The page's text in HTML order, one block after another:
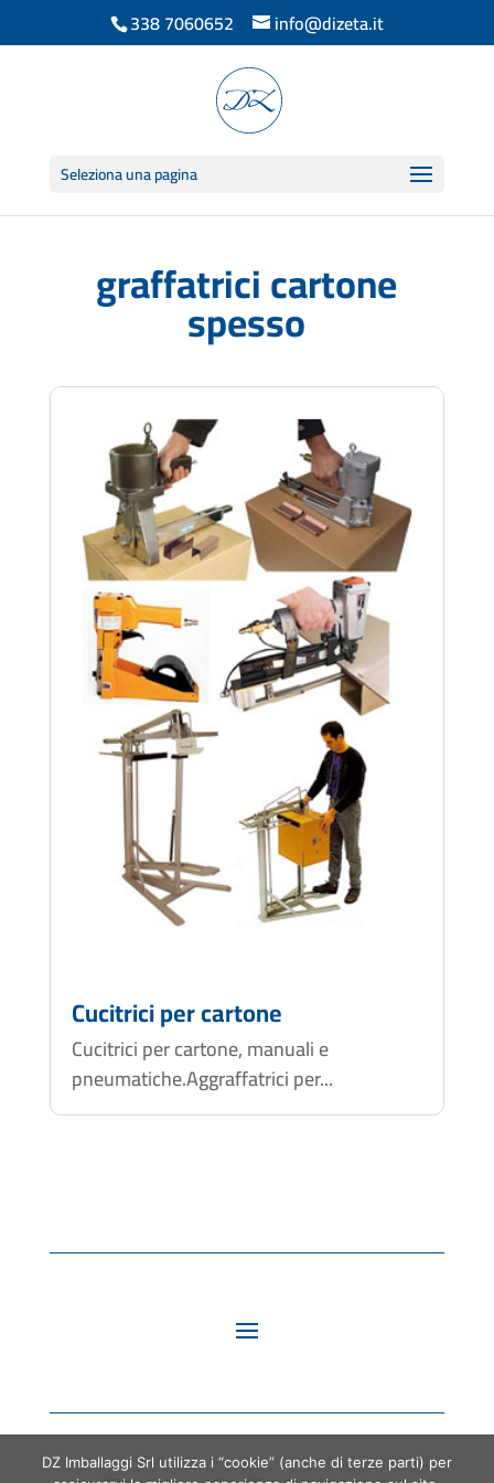
338 7060652 info@dizeta.it
Seleziona una pagina
graffatrici cartone
spesso
Cucitrici per cartone
Cucitrici per cartone, manuali e
pneumatiche.Aggraffatrici per...
DZ Imballaggi Srl utilizza i “cookie” (anche di terze parti) per